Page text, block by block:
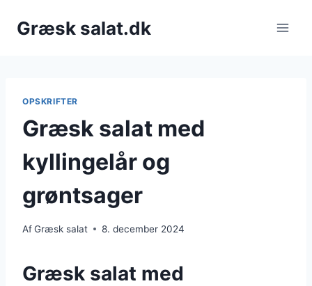
Græsk salat.dk
OPSKRIFTER
Græsk salat med
kyllingelår og
grøntsager
AfGræsk salat 8. december 2024
Græsk salat med